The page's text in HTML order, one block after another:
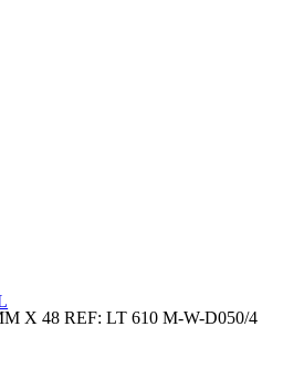
X 48 REF: LT 610 M-W-D050/4